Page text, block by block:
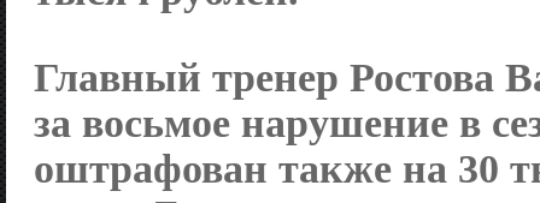
Главный тренер Ростова
за восьмое нарушение в
оштрафован также на 30